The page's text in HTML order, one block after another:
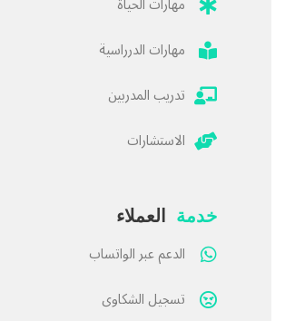
مهارات الدرراسية
تدريب المدربين
الاستشارات
خدمة العملاء
الدعم عبر الواتساب
تسجيل الشكاوى